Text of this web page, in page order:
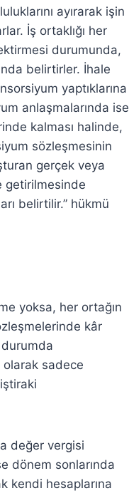
ayırarak işin
İş ortaklığı her
durumunda,
belirtirler. İhale
yaptıklarına
anlaşmalarında ise
kalması halinde,
sözleşmesinin
gerçek veya
getirilmesinde
belirtilir.” hükmü
yoksa, her ortağın
kâr
durumda
sadece
değer vergisi
dönem sonlarında
kendi hesaplarına